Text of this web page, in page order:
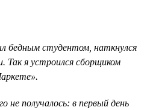
бедным студентом, наткнулся
Так я устроился сборщиком
не получалось: в первый день